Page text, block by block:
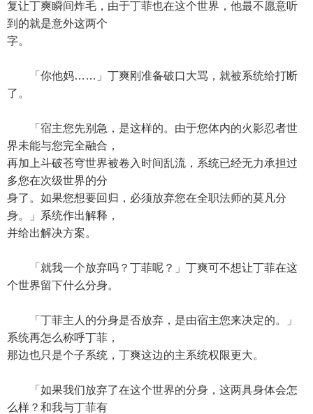
复让丁爽瞬间炸毛，由于丁菲也在这个世界，他最不愿意听
到的就是意外这两个
字。
「你他妈……」丁爽刚准备破口大骂，就被系统给打断
了。
「宿主您先别急，是这样的。由于您体内的火影忍者世
界未能与您完全融合，
再加上斗破苍穹世界被卷入时间乱流，系统已经无力承担过
多您在次级世界的分
身了。如果您想要回归，必须放弃您在全职法师的莫凡分
身。」系统作出解释，
并给出解决方案。
「就我一个放弃吗？丁菲呢？」丁爽可不想让丁菲在这
个世界留下什么分身。
「丁菲主人的分身是否放弃，是由宿主您来决定的。」
系统再怎么称呼丁菲，
那边也只是个子系统，丁爽这边的主系统权限更大。
「如果我们放弃了在这个世界的分身，这两具身体会怎
么样？和我与丁菲有